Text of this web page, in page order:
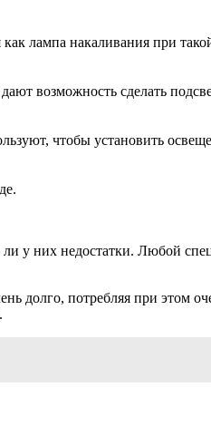
как лампа накаливания при
возможность сделать
чтобы установить
у них недостатки. Любой
долго, потребляя при этом